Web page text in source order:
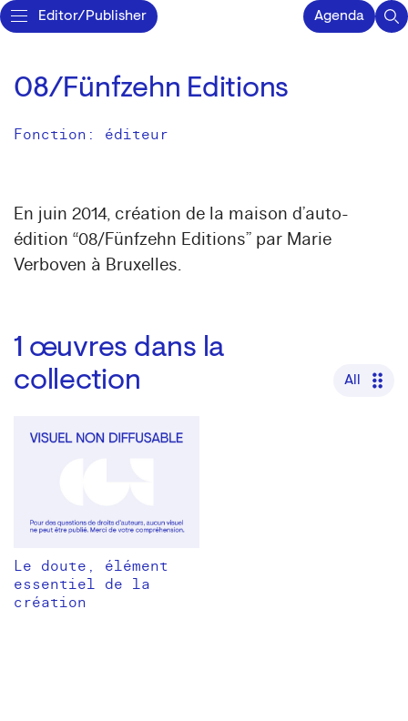
Editor/Publisher Agenda
08/Fünfzehn Editions
Fonction: éditeur
En juin 2014, création de la maison d’auto-
édition “08/Fünfzehn Editions” par Marie
Verboven à Bruxelles.
1 œuvres dans la
collection
All
Le doute, élément
essentiel de la
création